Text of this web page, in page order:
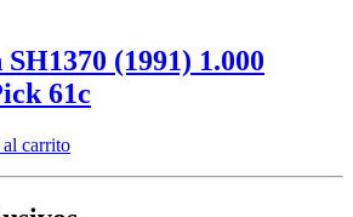
(1991) 1.000
61c
carrito